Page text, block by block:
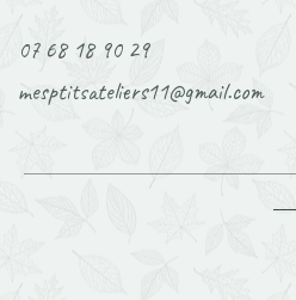
07 68 18 90 29
mesptitsateliers11@gmail.com